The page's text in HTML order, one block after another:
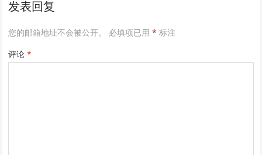
发表回复
您的邮箱地址不会被公开。 必填项已用* 标注
评论*